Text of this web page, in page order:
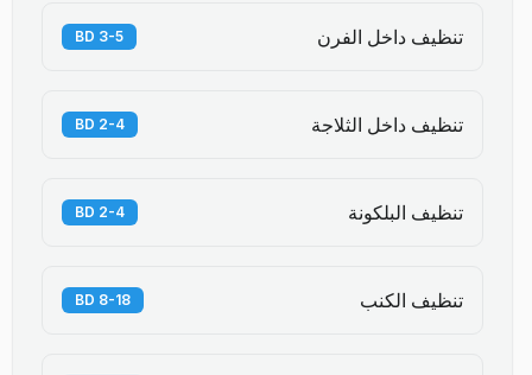
تنظيف داخل الفرن 3-5 BD
تنظيف داخل الثلاجة 2-4 BD
تنظيف البلكونة 2-4 BD
تنظيف الكنب 8-18 BD